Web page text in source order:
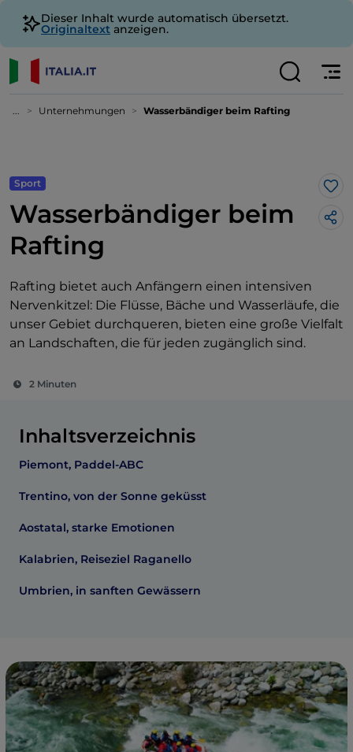
Dieser Inhalt wurde automatisch übersetzt.
Originaltext anzeigen.
... Unternehmungen Wasserbändiger beim Rafting
Sport
Wasserbändiger beim
Rafting
Rafting bietet auch Anfängern einen intensiven
Nervenkitzel: Die Flüsse, Bäche und Wasserläufe, die
unser Gebiet durchqueren, bieten eine große Vielfalt
an Landschaften, die für jeden zugänglich sind.
2 Minuten
Inhaltsverzeichnis
Piemont, Paddel-ABC
Trentino, von der Sonne geküsst
Aostatal, starke Emotionen
Kalabrien, Reiseziel Raganello
Umbrien, in sanften Gewässern